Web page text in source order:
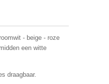
- beige - roze
een witte
draagbaar.